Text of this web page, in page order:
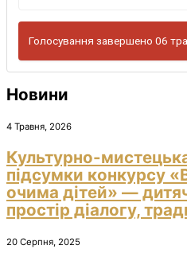
Голосування завершено 06
Новини
4 Травня, 2026
Культурно-
підсумки конкурсу
очима дітей» —
простір діалогу,
20 Серпня, 2025